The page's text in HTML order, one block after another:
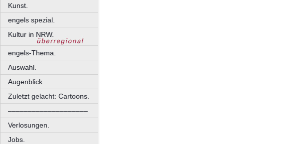
Kunst.
engels spezial.
Kultur in NRW.
engels-Thema.
Auswahl.
Augenblick
Zuletzt gelacht: Cartoons.
––––––––––––––––––––
Verlosungen.
Jobs.